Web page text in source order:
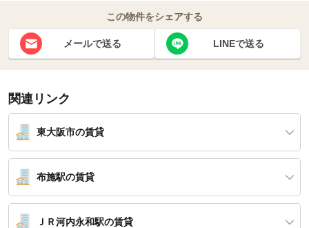
この物件をシェアする
メールで送る LINEで送る
関連リンク
東大阪市の賃貸
布施駅の賃貸
ＪＲ河内永和駅の賃貸